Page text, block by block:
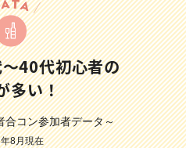
40代初心者の
多い！
合コン参加者データ～
8月現在